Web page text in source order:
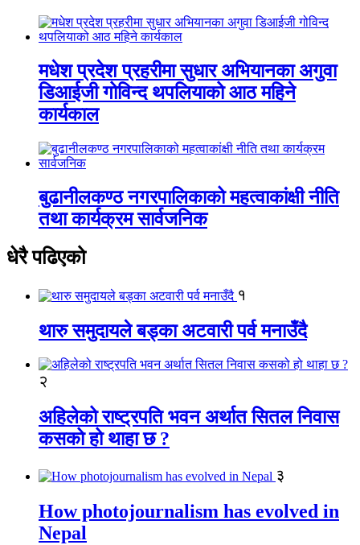
मधेश प्रदेश प्रहरीमा सुधार अभियानका अगुवा
डिआईजी गोविन्द थपलियाको आठ महिने
कार्यकाल
बुढानीलकण्ठ नगरपालिकाको महत्वाकांक्षी नीति
तथा कार्यक्रम सार्वजनिक
धेरै पढिएको
१
थारु समुदायले बड्का अटवारी पर्व मनाउँदै
२
अहिलेको राष्ट्रपति भवन अर्थात सितल निवास
कसको हो थाहा छ ?
३
How photojournalism has evolved in
Nepal